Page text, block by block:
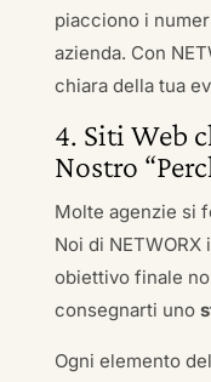
piacciono i
azienda. Con
chiara della tua
4. Siti Web
Nostro
Molte agenzie si
Noi di
obiettivo finale
consegnarti uno
Ogni elemento